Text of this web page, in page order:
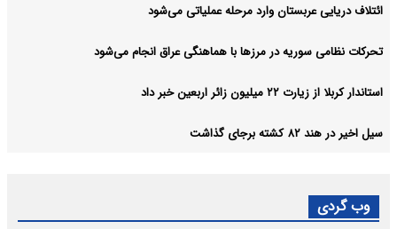
ائتلاف دریایی عربستان وارد مرحله عملیاتی می‌شود
تحرکات نظامی سوریه در مرزها با هماهنگی عراق انجام می‌شود
استاندار کربلا از زیارت ۲۲ میلیون زائر اربعین خبر داد
سیل اخیر در هند ۸۲ کشته برجای گذاشت
وب گردی